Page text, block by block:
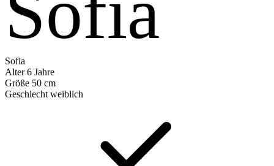
Sofia
Alter 6 Jahre
Größe 50 cm
Geschlecht weiblich